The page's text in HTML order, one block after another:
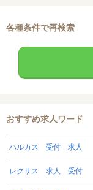
各種条件で再検索
おすすめ求人ワード
ハルカス 受付 求人
レクサス 求人 受付